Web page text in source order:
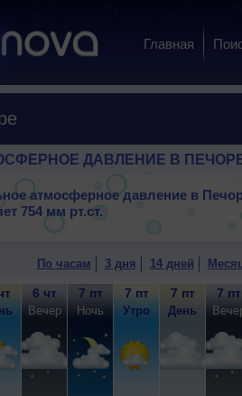
Главная
ДАВЛЕНИЕ В
атмосферное давление в
754 мм рт.ст.
По часам 3 дня 14 дней
6 чт
Вечер
7 пт
Ночь
7 пт
Утро
7 пт
День
7 пт